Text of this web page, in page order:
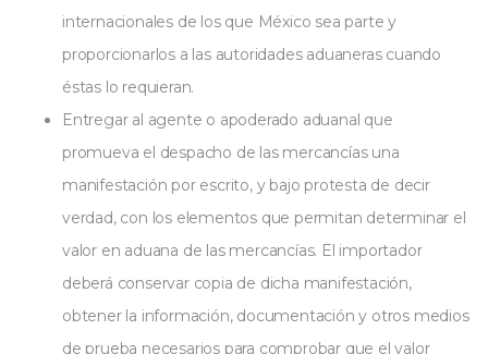
internacionales de los que México sea parte y
proporcionarlos a las autoridades aduaneras cuando
éstas lo requieran.
Entregar al agente o apoderado aduanal que
promueva el despacho de las mercancías una
manifestación por escrito, y bajo protesta de decir
verdad, con los elementos que permitan determinar el
valor en aduana de las mercancías. El importador
deberá conservar copia de dicha manifestación,
obtener la información, documentación y otros medios
de prueba necesarios para comprobar que el valor